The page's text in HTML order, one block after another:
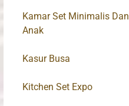
Kamar Set Minimalis Dan
Anak
Kasur Busa
Kitchen Set Expo